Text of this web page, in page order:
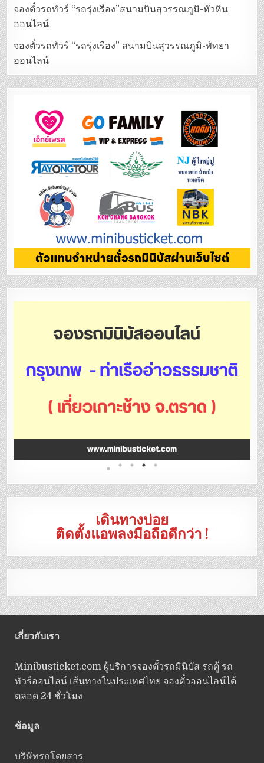
จองตั๋วรถทัวร์ “รถรุ่งเรือง”สนามบินสุวรรณภูมิ-หัวหิน
ออนไลน์
จองตั๋วรถทัวร์ “รถรุ่งเรือง” สนามบินสุวรรณภูมิ-พัทยา
ออนไลน์
เดินทางบ่อย
ติดตั้งแอพลงมือถือดีกว่า !
เกี่ยวกับเรา
Minibusticket.com ผู้บริการจองตั๋วรถมินิบัส รถตู้ รถ
ทัวร์ออนไลน์ เส้นทางในประเทศไทย จองตั๋วออนไลน์ได้
ตลอด 24 ชั่วโมง
ข้อมูล
บริษัทรถโดยสาร